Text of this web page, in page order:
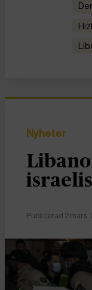
Nyheter
Publicerad 2 mars,